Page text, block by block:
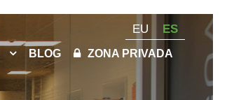
EU ES
BLOG ZONA PRIVADA